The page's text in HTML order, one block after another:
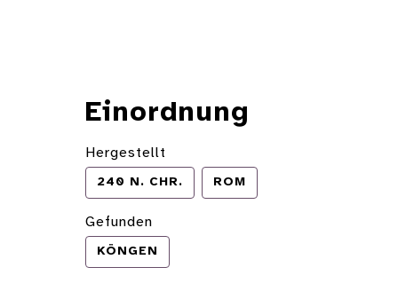
Einordnung
Hergestellt
240 N. CHR. ROM
Gefunden
KÖNGEN